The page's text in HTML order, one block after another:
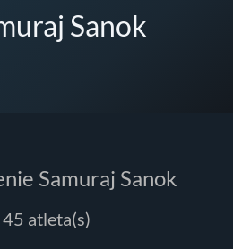
Sanok
Samuraj Sanok
45 atleta(s)